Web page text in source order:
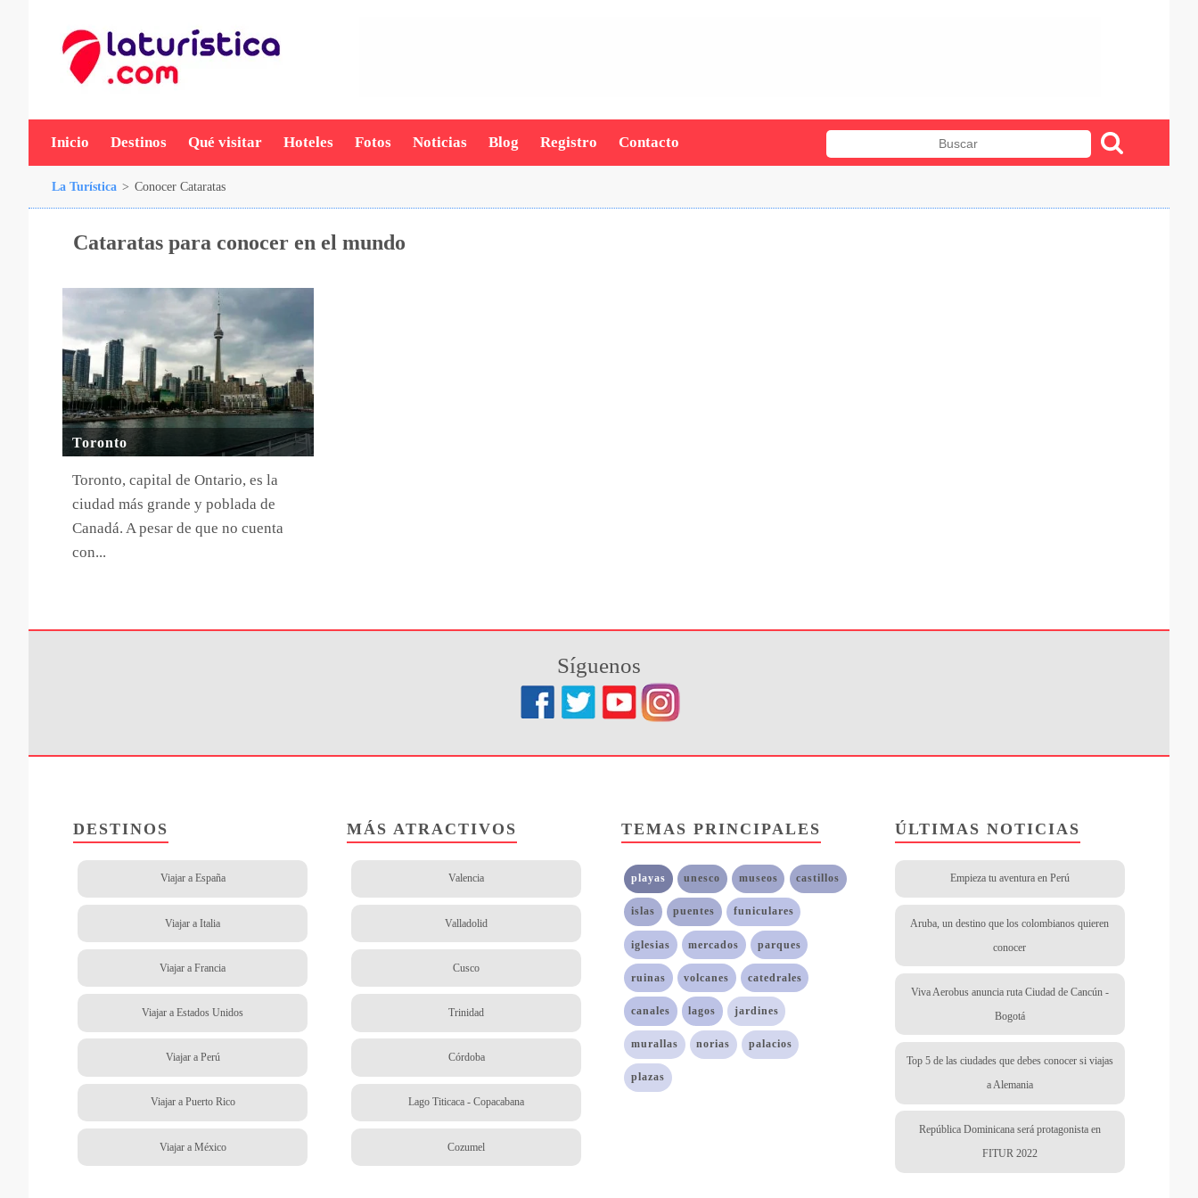
Inicio Destinos Qué visitar Hoteles Fotos Noticias Blog Registro Contacto
La Turística > Conocer Cataratas
Cataratas para conocer en el mundo
Toronto
Toronto, capital de Ontario, es la
ciudad más grande y poblada de
Canadá. A pesar de que no cuenta
con...
Síguenos
DESTINOS
Viajar a España
Viajar a Italia
Viajar a Francia
Viajar a Estados Unidos
Viajar a Perú
Viajar a Puerto Rico
Viajar a México
MÁS ATRACTIVOS
Valencia
Valladolid
Cusco
Trinidad
Córdoba
Lago Titicaca - Copacabana
Cozumel
TEMAS PRINCIPALES
playas unesco museos castillos
islas puentes funiculares
iglesias mercados parques
ruinas volcanes catedrales
canales lagos jardines
murallas norias palacios
plazas
ÚLTIMAS NOTICIAS
Empieza tu aventura en Perú
Aruba, un destino que los colombianos quieren
conocer
Viva Aerobus anuncia ruta Ciudad de Cancún -
Bogotá
Top 5 de las ciudades que debes conocer si viajas
a Alemania
República Dominicana será protagonista en
FITUR 2022